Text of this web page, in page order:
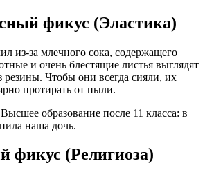
фикус (Эластика)
из-за млечного сока, содержащего
и очень блестящие листья выглядят
резины. Чтобы они всегда сияли, их
протирать от пыли.
образование после 11 класса: в
наша дочь.
фикус (Религиоза)